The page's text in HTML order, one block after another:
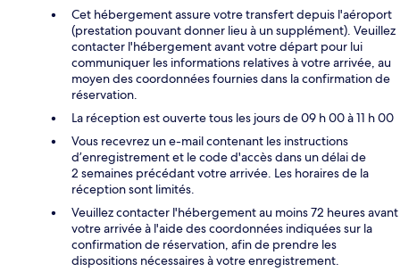
Cet hébergement assure votre transfert depuis l'aéroport
(prestation pouvant donner lieu à un supplément). Veuillez
contacter l'hébergement avant votre départ pour lui
communiquer les informations relatives à votre arrivée, au
moyen des coordonnées fournies dans la confirmation de
réservation.
La réception est ouverte tous les jours de 09 h 00 à 11 h 00
Vous recevrez un e-mail contenant les instructions
d’enregistrement et le code d'accès dans un délai de
2 semaines précédant votre arrivée. Les horaires de la
réception sont limités.
Veuillez contacter l'hébergement au moins 72 heures avant
votre arrivée à l'aide des coordonnées indiquées sur la
confirmation de réservation, afin de prendre les
dispositions nécessaires à votre enregistrement.